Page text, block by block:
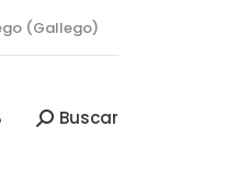
(Gallego)
Buscar:
Buscar
Buscar